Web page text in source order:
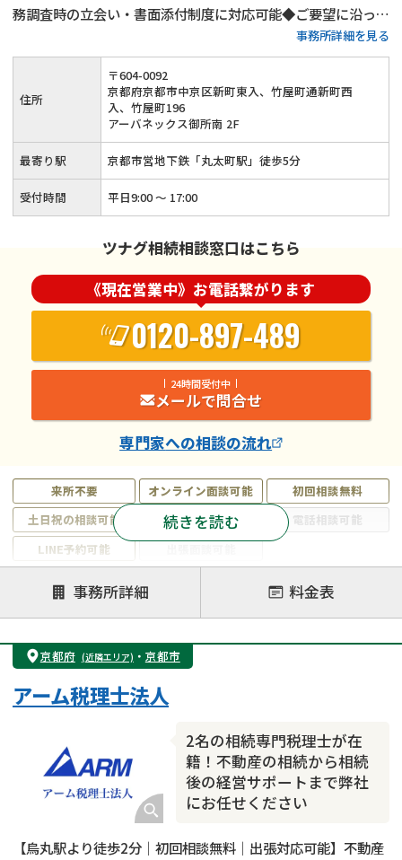
務調査時の立会い・書面添付制度に対応可能◆ご要望に沿った
生前対策のご提案も可能◆50年以上にわたって培ってきた知
識と経験を活かして安心感のある相続税申告を行います！
事務所詳細を見る
来所不要 オンライン面談可能
初回相談無料
土日祝の相談可能
19時以降電話可能
電話相談可能
LINE予約可能
注力案件
遺言書作成・遺言執行
相続放棄
相続登記
遺産分割
遺留分侵害額請求
相続税申告
相続手続き
銀行手続き
成年後見・任意後見
相続財産調査
相続トラブル
続きを読む
住所
〒604-0092
京都府京都市中京区新町東入、竹屋町通新町西
入、竹屋町196
アーバネックス御所南 2F
最寄り駅 京都市営地下鉄「丸太町駅」徒歩5分
受付時間 平日9:00 ～ 17:00
ツナグ相続相談窓口はこちら
《現在営業中》お電話繋がります
0120-897-489
24時間受付中
メールで問合せ
専門家への相談の流れ
事務所詳細 料金表
京都府 (近隣エリア) ・ 京都市
2名の相続専門税理士が在
籍！不動産の相続から相続
後の経営サポートまで弊社
にお任せください
アーム税理士法人
【烏丸駅より徒歩2分｜初回相談無料｜出張対応可能】不動産